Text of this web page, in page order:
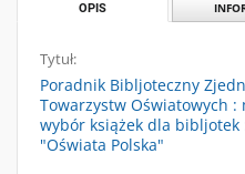
OPIS
Tytuł:
Poradnik Bibljoteczny
Towarzystw Oświatowych :
wybór książek dla bibljotek
"Oświata Polska"